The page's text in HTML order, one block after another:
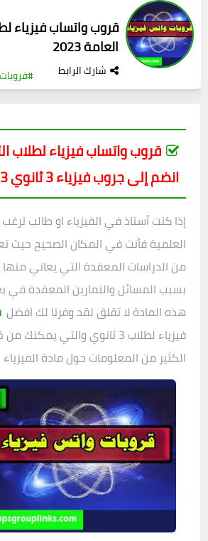
قروب واتساب فيزياء
العامة 2023
شارك الرابط
قروب واتساب فيزياء لطلاب
انضم إلى جروب فيزياء 3 ثانوي 2023
إذا كنت أستاذ في الفيزياء او طالب
العلمية فأنت في المكان الصحيح حيث
من الدراسات المعقدة التي يعاني منها
بسبب المسائل والتمارين المعقدة
هذه المادة لا تقلق لقد وفرنا لك افضل
فيزياء لطلاب 3 ثانوي والتي
الكثير من المعلومات حول مادة الفيزياء